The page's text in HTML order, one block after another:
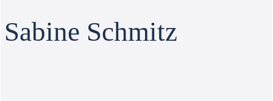
Sabine Schmitz